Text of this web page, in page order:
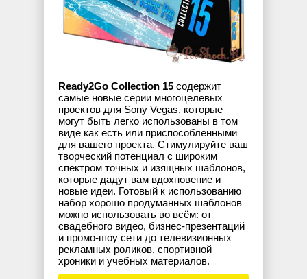
Ready2Go Collection 15 содержит
самые новые серии многоцелевых
проектов для Sony Vegas, которые
могут быть легко использованы в том
виде как есть или приспособленными
для вашего проекта. Стимулируйте ваш
творческий потенциал с широким
спектром точных и изящных шаблонов,
которые дадут вам вдохновение и
новые идеи. Готовый к использованию
набор хорошо продуманных шаблонов
можно использовать во всём: от
свадебного видео, бизнес-презентаций
и промо-шоу сети до телевизионных
рекламных роликов, спортивной
хроники и учебных материалов.